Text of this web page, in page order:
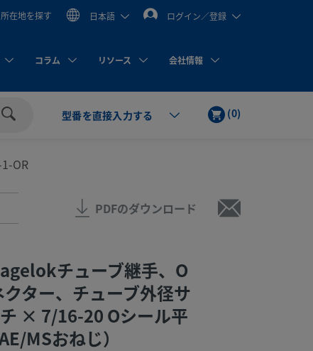
所在地を探す 日本語 ログイン／登録
コラム リソース 会社情報
型番を直接入力する
カ
(0)
OR
PDFのダウンロード
チューブ継手、O
ター、チューブ外径サ
× 7/16-20 Oシール平
MSおねじ）